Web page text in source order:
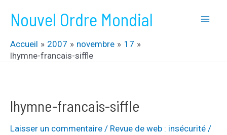
contenu
Nouvel Ordre Mondial
Accueil 2007 novembre
17
lhymne-francais-siffle
lhymne-francais-siffle
Laisser un commentaire / Revue de web : insécurité /